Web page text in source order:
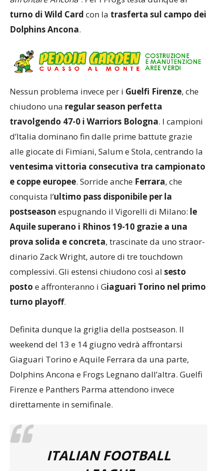
affrontare Ancona
”. Per i Frogs testa dunque al
turno di Wild Card
Nessun problema invece per i Guelfi Firenze
chiudono una regular season perfetta
travolgendo 47-0 i Warriors Bologna. I campioni
d’Italia dominano fin dalle prime battute grazie
alle giocate di Fimiani, Salum e Stola, centrando la
ventesima vittoria consecutiva tra campionato
e coppe europee. Sorride ancheFerrara, che
conquista l’ultimo pass disponibile per la
postseasonespugnando il Vigorelli di Milano:
Aquile superano i Rhinos 19-10 grazie a una
prova solida e concreta, trascinate da uno straor-
dinario Zack Wright, autore di tre touchdown
complessivi. Gli estensi chiudono così alsesto
posto e affronteranno i G
Definita dunque la griglia della postseason. Il
weekend del 13 e 14 giugno vedrà affrontarsi
Giaguari Torino e Aquile Ferrara da una parte,
Dolphins Ancona e Frogs Legnano dall’altra. Guelfi
Firenze e Panthers Parma attendono invece
direttamente in semifinale.